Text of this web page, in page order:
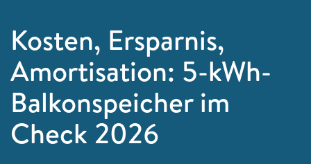
Kosten, Ersparnis,
Amortisation: 5-kWh-
Balkonspeicher im
Check 2026